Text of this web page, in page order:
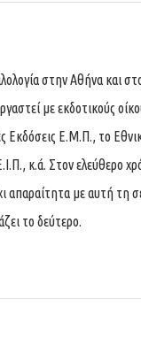
στην Αθήνα και
με εκδοτικούς
Εκδόσεις Ε.Μ.Π., το
κ.ά. Στον ελεύθερο
απαραίτητα με αυτή τη
το δεύτερο.